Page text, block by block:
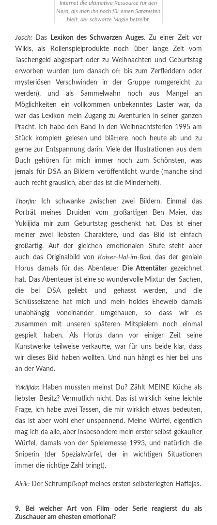
Internet die ultimative Ressource für den
Nerd, als man ihn noch für einen Satanisten
hielt, der schwarze Magie betreibt.
Josch: Das Lexikon des Schwarzen Auges. Zu einer Zeit vor
Wikis, als Rollenspielprodukte noch über lange Zeit vom
Taschengeld abgespart oder zu Weihnachten und Geburtstag
erworben wurden (um danach oft bis zum Zerfleddern oder
mysteriösen Verschwinden in der Gruppe rumgereicht zu
werden), und als Sammelwahn noch aus Mangel an
Möglichkeiten ein vollkommen unbekanntes Laster war, da
war das Lexikon mein Zugang zu Aventurien in seiner ganzen
Pracht. Ich habe den Band in den Weihnachtsferien 1995 am
Stück komplett gelesen und blättere noch heute ab und zu
gerne zur Entspannung darin. Viele der Illustrationen aus dem
Buch gehören für mich immer noch zum Schönsten, was
jemals für DSA an Bildern veröffentlicht wurde (manche sind
auch recht grauslich, aber das ist die Minderheit).
Thorjin: Ich schwanke zwischen zwei Bildern. Einmal das
Porträt meines Druiden vom großartigen Ben Maier, das
Yukiijida mir zum Geburtstag geschenkt hat. Das ist einer
meiner zwei liebsten Charaktere, und das Bild ist einfach
großartig. Auf der gleichen emotionalen Stufe steht aber
auch das Originalbild von Kaiser-Hal-im-Bad, das der geniale
Horus damals für das Abenteuer
Die Attentäter gezeichnet
hat. Das Abenteuer ist eine so wundervolle Mixtur der Sachen,
die bei DSA geliebt und gehasst werden, und die
Schlüsselszene hat mich und mein holdes Eheweib damals
unabhängig voneinander umgehauen, so dass wir es
zusammen mit unseren späteren Mitspielern noch einmal
gespielt haben. Als Horus dann vor einiger Zeit seine
Kunstwerke teilweise verkaufte, war für uns beide klar, dass
wir dieses Bild haben wollten. Und nun hängt es hier bei uns
an der Wand.
Yukiijida: Haben mussten meinst Du? Zählt MEINE Küche als
liebster Besitz? Vermutlich nicht. Das ist wirklich keine leichte
Frage, ich habe zwei Tassen, die mir wirklich etwas bedeuten,
das ist aber wohl eher unspannend. Meine Würfel, eigentlich
mag ich da alle, aber insbesondere mein erster selbst gekaufter
Würfel, damals von der Spielemesse 1993, und natürlich die
Sniperin (der Spezialwürfel, der in wichtigen Situationen
immer die richtige Zahl bringt).
Alrik: Der Schrumpfkopf meines ersten selbsterlegten Haffajas.
9. Bei welcher Art von Film oder Serie reagierst du als
Zuschauer am ehesten emotional?